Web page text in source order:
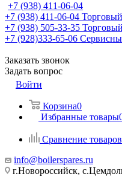
+7 (938) 411-06-04
+7 (938) 411-06-04
+7 (938) 505-33-35
+7 (928)333-65-06
Заказать звонок
Задать вопрос
Войти
Корзина0
Избранные товары
Сравнение товаров
info@boilerspares.ru
г.Новороссийск,